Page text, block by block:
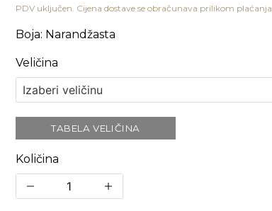
PDV uključen. Cijena dostave se obračunava prilikom plaćanja.
Boja: Narandžasta
Veličina
TABELA VELIČINA
Količina